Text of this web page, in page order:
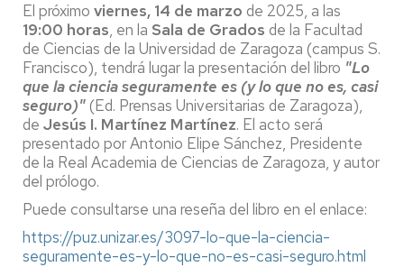
El próximo viernes, 14 de marzo de 2025, a las
19:00 horas, en la Sala de Grados de la Facultad
de Ciencias de la Universidad de Zaragoza (campus S.
Francisco), tendrá lugar la presentación del libro "Lo
que la ciencia seguramente es (y lo que no es, casi
seguro)"(Ed. Prensas Universitarias de Zaragoza),
de Jesús I. Martínez Martínez. El acto será
presentado por Antonio Elipe Sánchez, Presidente
de la Real Academia de Ciencias de Zaragoza, y autor
del prólogo.
Puede consultarse una reseña del libro en el enlace:
https://puz.unizar.es/3097-lo-que-la-ciencia-
seguramente-es-y-lo-que-no-es-casi-seguro.html